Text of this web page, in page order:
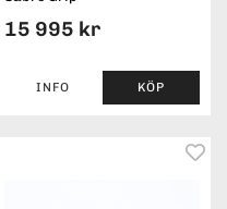
15 995 kr
INFO KÖP